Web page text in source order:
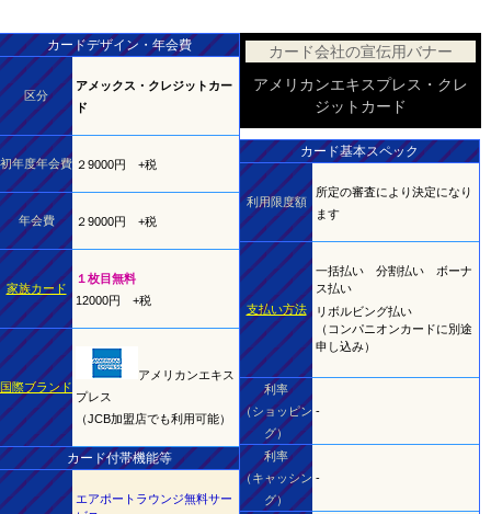
カードデザイン・年会費
区分
アメックス・クレジットカー
ド
初年度年会費 ２9000円 +税
年会費 ２9000円 +税
家族カード
１枚目無料
12000円 +税
国際ブランド
アメリカンエキス
プレス
（JCB加盟店でも利用可能）
カード付帯機能等
エアポートラウンジ無料サー
カード会社の宣伝用バナー
アメリカンエキスプレス・クレ
ジットカード
カード基本スペック
利用限度額
所定の審査により決定になり
ます
支払い方法
一括払い 分割払い ボーナ
ス払い
リボルビング払い
（コンパニオンカードに別途
申し込み）
利率
（ショッピン
グ）
-
利率
（キャッシン
グ）
-